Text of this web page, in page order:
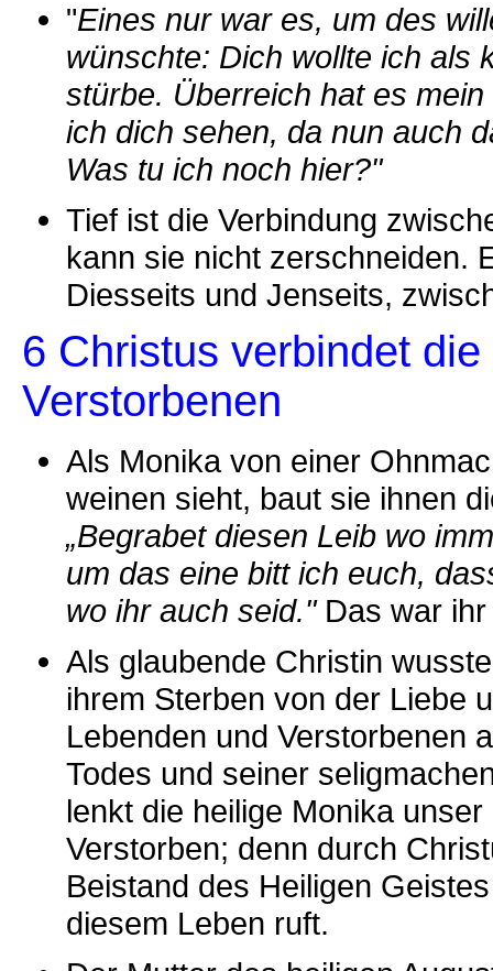
"Eines nur war es, um des
wünschte: Dich wollte ich als
stürbe. Überreich hat es
ich dich sehen, da nun auch
Was tu ich noch hier?"
Tief ist die Verbindung
kann sie nicht zerschneiden.
Diesseits und Jenseits,
6 Christus verbindet
Verstorbenen
Als Monika von einer
weinen sieht, baut sie ihnen
„Begrabet diesen Leib wo
um das eine bitt ich euch,
wo ihr auch seid." Das war
Als glaubende Christin
ihrem Sterben von der Liebe
Lebenden und Verstorbenen
Todes und seiner
lenkt die heilige Monika
Verstorben; denn durch
Beistand des Heiligen
diesem Leben ruft.